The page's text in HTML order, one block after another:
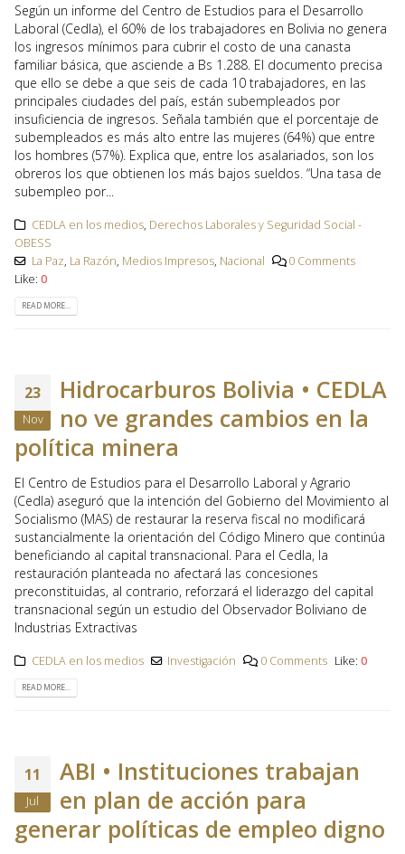
Según un informe del Centro de Estudios para el Desarrollo
Laboral (Cedla), el 60% de los trabajadores en Bolivia no genera
los ingresos mínimos para cubrir el costo de una canasta
familiar básica, que asciende a Bs 1.288. El documento precisa
que ello se debe a que seis de cada 10 trabajadores, en las
principales ciudades del país, están subempleados por
insuficiencia de ingresos. Señala también que el porcentaje de
subempleados es más alto entre las mujeres (64%) que entre
los hombres (57%). Explica que, entre los asalariados, son los
obreros los que obtienen los más bajos sueldos. “Una tasa de
subempleo por...
CEDLA en los medios, Derechos Laborales y Seguridad Social -
OBESS
La Paz, La Razón, Medios Impresos, Nacional
0 Comments
Like: 0
READ MORE...
23
Nov
Hidrocarburos Bolivia • CEDLA
no ve grandes cambios en la
política minera
El Centro de Estudios para el Desarrollo Laboral y Agrario
(Cedla) aseguró que la intención del Gobierno del Movimiento al
Socialismo (MAS) de restaurar la reserva fiscal no modificará
sustancialmente la orientación del Código Minero que continúa
beneficiando al capital transnacional. Para el Cedla, la
restauración planteada no afectará las concesiones
preconstituidas, al contrario, reforzará el liderazgo del capital
transnacional según un estudio del Observador Boliviano de
Industrias Extractivas
CEDLA en los medios Investigación 0 Comments Like: 0
READ MORE...
11
Jul
ABI • Instituciones trabajan
en plan de acción para
generar políticas de empleo digno